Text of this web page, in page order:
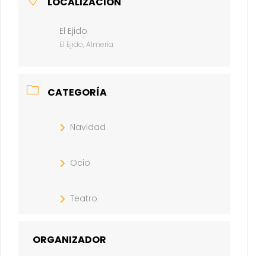
El Ejido
El Ejido, Almería
CATEGORÍA
Navidad
Ocio
Teatro
ORGANIZADOR